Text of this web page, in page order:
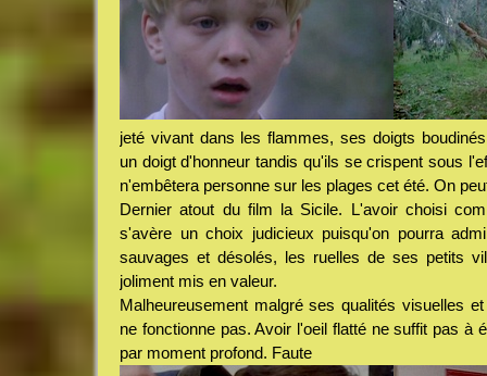
jeté vivant dans les flammes, ses doigts
un doigt d'honneur tandis qu'ils se crispent sous
n'embêtera personne sur les plages cet été. On
Dernier atout du film la Sicile. L'avoir choisi
s'avère un choix judicieux puisqu'on pourra
sauvages et désolés, les ruelles de ses petits
joliment mis en valeur.
Malheureusement malgré ses qualités visuelles
ne fonctionne pas. Avoir l'oeil flatté ne suffit pas à
par moment profond. Faute